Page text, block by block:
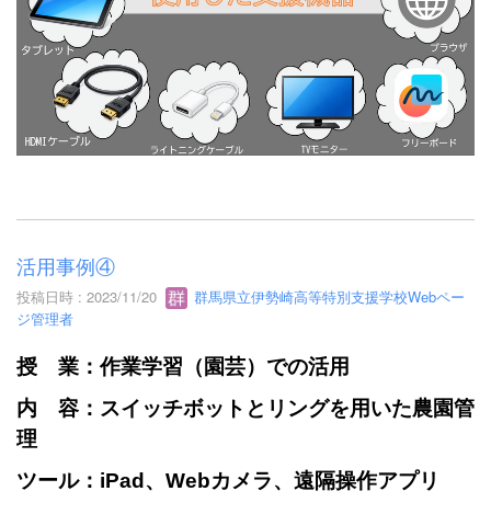
活用事例④
投稿日時 : 2023/11/20
群馬県立伊勢崎高等特別支援学校Webペー
ジ管理者
授 業：作業学習（園芸）での活用
内 容：スイッチボットとリングを用いた農園管
理
ツール：iPad、Webカメラ、遠隔操作アプリ